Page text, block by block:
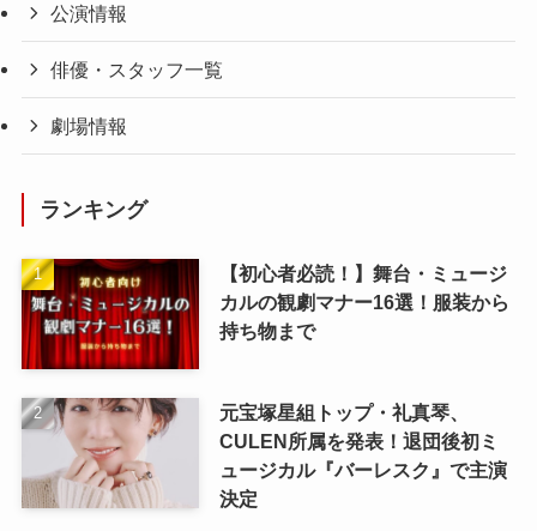
公演情報
俳優・スタッフ一覧
劇場情報
ランキング
【初心者必読！】舞台・ミュージ
カルの観劇マナー16選！服装から
持ち物まで
元宝塚星組トップ・礼真琴、
CULEN所属を発表！退団後初ミ
ュージカル『バーレスク』で主演
決定